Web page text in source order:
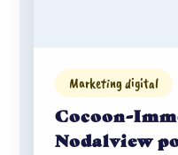
Marketing digital
Cocoon-
Nodalview